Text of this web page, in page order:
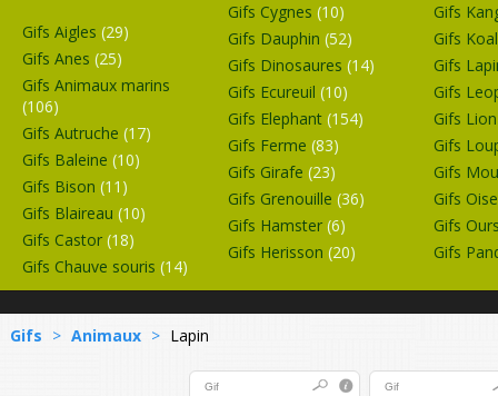
Gifs Aigles (29)
Gifs Anes (25)
Gifs Animaux marins
(106)
Gifs Autruche (17)
Gifs Baleine (10)
Gifs Bison (11)
Gifs Blaireau (10)
Gifs Castor (18)
Gifs Chauve souris (14)
Gifs Cygnes (10)
Gifs Dauphin (52)
Gifs Dinosaures (14)
Gifs Ecureuil (10)
Gifs Elephant (154)
Gifs Ferme (83)
Gifs Girafe (23)
Gifs Grenouille (36)
Gifs Hamster (6)
Gifs Herisson (20)
Gifs
Gifs
Gifs
Gifs
Gifs
Gifs
Gifs
Gifs
Gifs
Gifs
Gifs > Animaux > Lapin
Gif Gif